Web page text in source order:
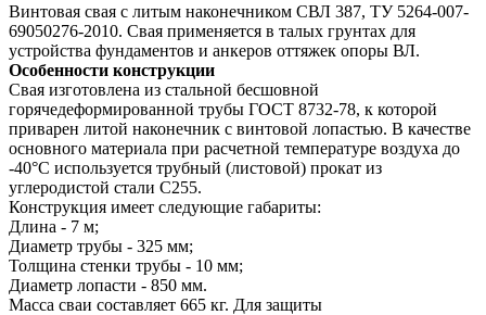
Винтовая свая с литым наконечником СВЛ 387, ТУ 5264-007-
69050276-2010. Свая применяется в талых грунтах для
устройства фундаментов и анкеров оттяжек опоры ВЛ.
Особенности конструкции
Свая изготовлена из стальной бесшовной
горячедеформированной трубы ГОСТ 8732-78, к которой
приварен литой наконечник с винтовой лопастью. В качестве
основного материала при расчетной температуре воздуха до
-40°С используется трубный (листовой) прокат из
углеродистой стали С255.
Конструкция имеет следующие габариты:
Длина - 7 м;
Диаметр трубы - 325 мм;
Толщина стенки трубы - 10 мм;
Диаметр лопасти - 850 мм.
Масса сваи составляет 665 кг. Для защиты